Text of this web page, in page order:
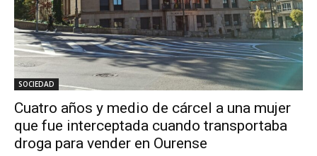
SOCIEDAD
Cuatro años y medio de cárcel a una mujer
que fue interceptada cuando transportaba
droga para vender en Ourense